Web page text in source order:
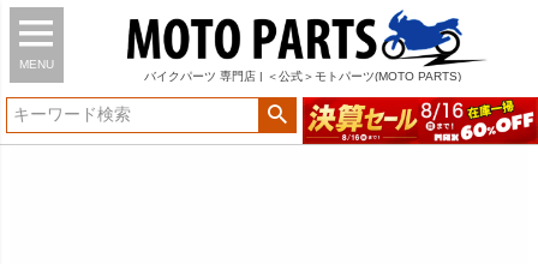
MENU
バイク パーツ 専門店 | ＜公式＞モトパーツ(MOTO PARTS)